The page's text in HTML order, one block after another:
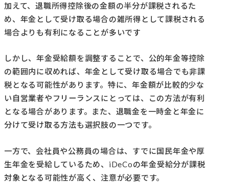
加えて、退職所得控除後の金額の半分が課税されるた
め、年金として受け取る場合の雑所得として課税される
場合よりも有利になることが多いです
しかし、年金受給額を調整することで、公的年金等控除
の範囲内に収めれば、年金として受け取る場合でも非課
税となる可能性があります。特に、年金額が比較的少な
い自営業者やフリーランスにとっては、この方法が有利
となる場合があります。また、退職金を一時金と年金に
分けて受け取る方法も選択肢の一つです。
一方で、会社員や公務員の場合は、すでに国民年金や厚
生年金を受給しているため、iDeCoの年金受給分が課税
対象となる可能性が高く、注意が必要です。